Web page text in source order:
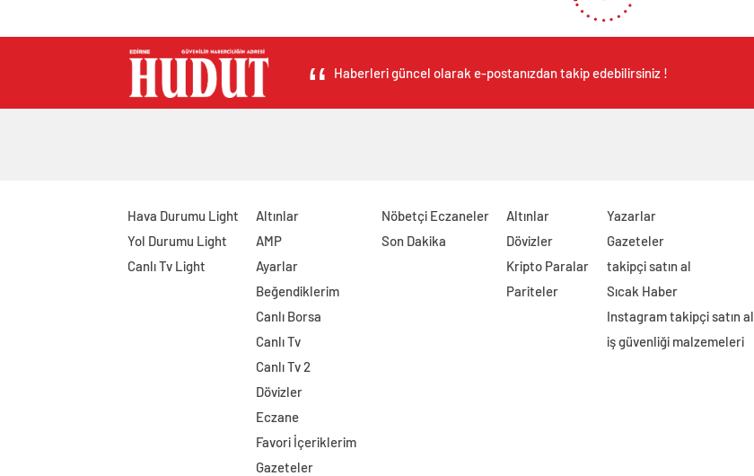
Haberleri güncel olarak e-postanızdan takip edebilirsiniz !
Hava Durumu Light
Yol Durumu Light
Canlı Tv Light
Altınlar
AMP
Ayarlar
Beğendiklerim
Canlı Borsa
Canlı Tv
Canlı Tv 2
Dövizler
Eczane
Favori İçeriklerim
Gazeteler
Nöbetçi Eczaneler
Son Dakika
Altınlar
Dövizler
Kripto Paralar
Pariteler
Yazarlar
Gazeteler
takipçi satın al
Sıcak Haber
Instagram takipçi satın al
iş güvenliği malzemeleri